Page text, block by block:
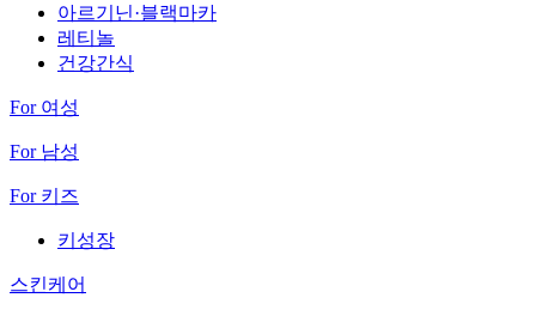
아르기닌·블랙마카
레티놀
건강간식
For 여성
For 남성
For 키즈
키성장
스킨케어